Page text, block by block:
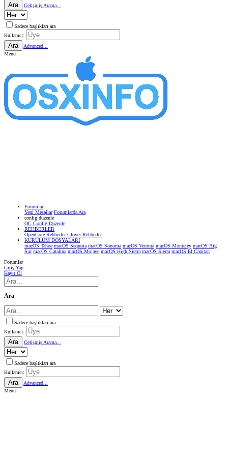
Ara Gelişmiş Arama...
Sadece başlıkları ara
Kullanıcı:
Ara
Advanced...
Menü
Forumlar
Yeni Mesajlar Forumlarda Ara
confıg düzenle
OC Config Düzenle
REHBERLER
OpenCore Rehberler Clover Rehberler
KURULUM DOSYALARI
macOS Tahoe macOS Sequoia macOS Sonoma macOS Ventura macOS Monterey macOS Big
Sur macOS Catalina macOS Mojave macOS High Sierra macOS Sierra macOS El Capitan
Forumlar
Giriş Yap
Kayıt Ol
Ara
Sadece başlıkları ara
Kullanıcı:
Ara Gelişmiş Arama...
Sadece başlıkları ara
Kullanıcı:
Ara
Advanced...
Menü